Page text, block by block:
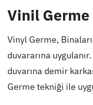
Vinil
Vinyl Germe,
duvararına
duvarına demir
Germe tekniği ile